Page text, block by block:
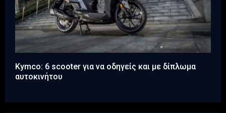
Kymco: 6 scooter για να οδηγείς και με δίπλωμα
αυτοκινήτου